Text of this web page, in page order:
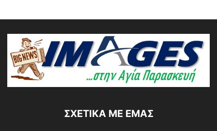
ΣΧΕΤΙΚΆ ΜΕ ΕΜΆΣ